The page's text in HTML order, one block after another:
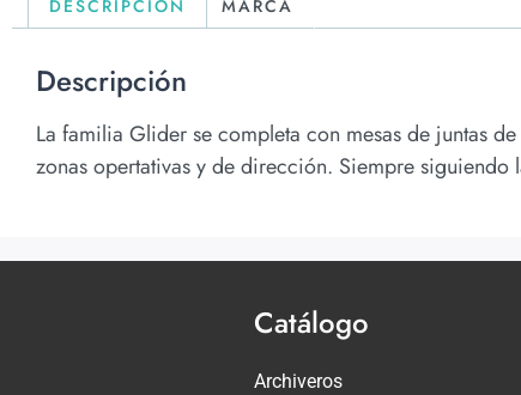
DESCRIPCIÓN MARCA
Descripción
La familia Glider se completa con mesas de juntas
zonas opertativas y de dirección. Siempre
Catálogo
Archiveros